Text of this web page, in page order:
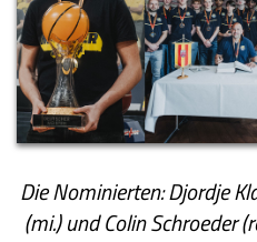
Die Nominierten: Djordje
(mi.) und Colin Schroeder